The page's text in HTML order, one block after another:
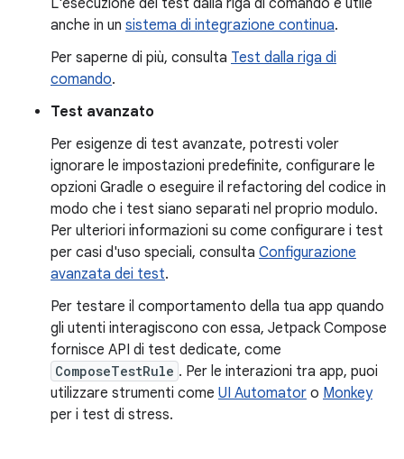
L'esecuzione dei test dalla riga di comando è utile
anche in un sistema di integrazione continua.
Per saperne di più, consulta Test dalla riga di
comando.
Test avanzato
Per esigenze di test avanzate, potresti voler
ignorare le impostazioni predefinite, configurare le
opzioni Gradle o eseguire il refactoring del codice in
modo che i test siano separati nel proprio modulo.
Per ulteriori informazioni su come configurare i test
per casi d'uso speciali, consulta Configurazione
avanzata dei test.
Per testare il comportamento della tua app quando
gli utenti interagiscono con essa, Jetpack Compose
fornisce API di test dedicate, come
ComposeTestRule . Per le interazioni tra app, puoi
utilizzare strumenti come UI Automator o Monkey
per i test di stress.